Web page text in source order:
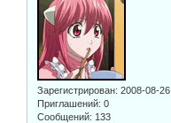
Зарегистрирован: 2008-08-26
Приглашений: 0
Сообщений: 133